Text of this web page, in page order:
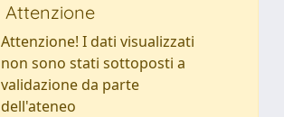
Attenzione
Attenzione! I dati visualizzati
non sono stati sottoposti a
validazione da parte
dell'ateneo